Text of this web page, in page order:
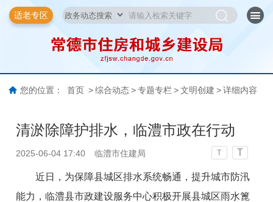
适老专区
您的位置： 首页 > 综合动态 > 专题专栏 > 文明创建 > 详细内容
清淤除障护排水，临澧市政在行动
2025-06-04 17:40 临澧市住建局 T T
近日，为保障县城区排水系统畅通，提升城市防汛
能力，临澧县市政建设服务中心积极开展县城区雨水篦